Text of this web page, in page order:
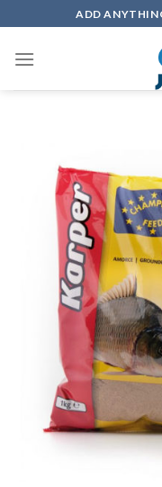
to
content
ADD